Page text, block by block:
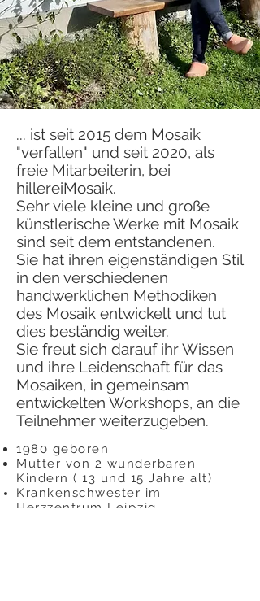
... ist seit 2015 dem Mosaik
"verfallen" und seit 2020, als
freie Mitarbeiterin, bei
hillereiMosaik.
Sehr viele kleine und große
künstlerische Werke mit Mosaik
sind seit dem entstandenen.
Sie hat ihren eigenständigen Stil
in den verschiedenen
handwerklichen Methodiken
des Mosaik entwickelt und tut
dies beständig weiter.
Sie freut sich darauf ihr Wissen
und ihre Leidenschaft für das
Mosaiken, in gemeinsam
entwickelten Workshops, an die
Teilnehmer weiterzugeben.
1980 geboren
Mutter von 2 wunderbaren
Kindern ( 13 und 15 Jahre alt)
Krankenschwester im
Herzzentrum Leipzig